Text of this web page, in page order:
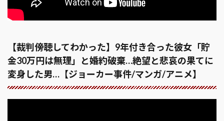
【裁判傍聴してわかった】9年付き合った彼女「貯
金30万円は無理」と婚約破棄…絶望と悲哀の果てに
変身した男…【ジョーカー事件/マンガ/アニメ】